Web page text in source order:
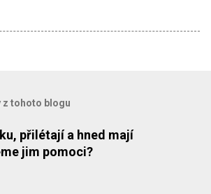
z tohoto blogu
přilétají a hned mají
jim pomoci?